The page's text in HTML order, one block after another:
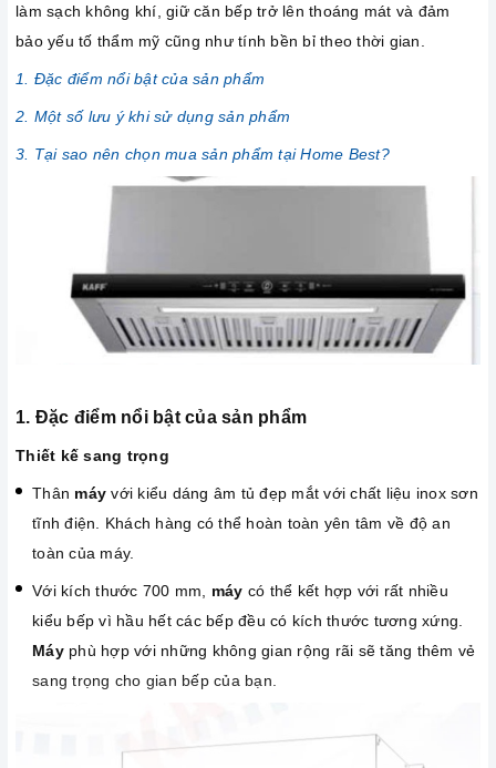
làm sạch không khí, giữ căn bếp trở lên thoáng mát và đảm
bảo yếu tố thẩm mỹ cũng như tính bền bỉ theo thời gian.
1. Đặc điểm nổi bật của sản phẩm
2. Một số lưu ý khi sử dụng sản phẩm
3. Tại sao nên chọn mua sản phẩm tại Home Best?
1. Đặc điểm nổi bật của sản phẩm
Thiết kế sang trọng
Thân máy với kiểu dáng âm tủ đẹp mắt với chất liệu inox sơn
tĩnh điện. Khách hàng có thể hoàn toàn yên tâm về độ an
toàn của máy.
Với kích thước 700 mm, máy có thể kết hợp với rất nhiều
kiểu bếp vì hầu hết các bếp đều có kích thước tương xứng.
Máyphù hợp với những không gian rộng rãi sẽ tăng thêm vẻ
sang trọng cho gian bếp của bạn.